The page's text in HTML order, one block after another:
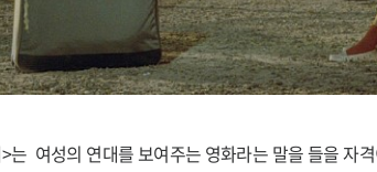
는 여성의 연대를 보여주는 영화라는 말을 들을 자